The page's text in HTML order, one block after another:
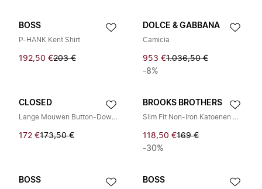
BOSS
P-HANK Kent Shirt
192,50 €203 €
DOLCE & GABBANA
Camicia
953 €1.036,50 €
-8%
CLOSED
Lange Mouwen Button-Down Shirt
172 €173,50 €
BROOKS BROTHERS
Slim Fit Non-Iron Katoenen Overhemd met Ainsley Kraag
118,50 €169 €
-30%
BOSS BOSS